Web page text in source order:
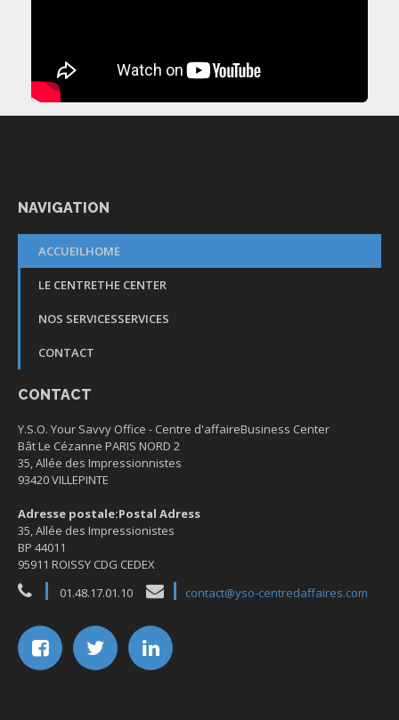
NAVIGATION
ACCUEILHOME
LE CENTRETHE CENTER
NOS SERVICESSERVICES
CONTACT
CONTACT
Y.S.O. Your Savvy Office - Centre d'affaireBusiness Center
Bât Le Cézanne PARIS NORD 2
35, Allée des Impressionnistes
93420 VILLEPINTE
Adresse postale:Postal Adress
35, Allée des Impressionistes
BP 44011
95911 ROISSY CDG CEDEX
01.48.17.01.10
contact@yso-centredaffaires.com